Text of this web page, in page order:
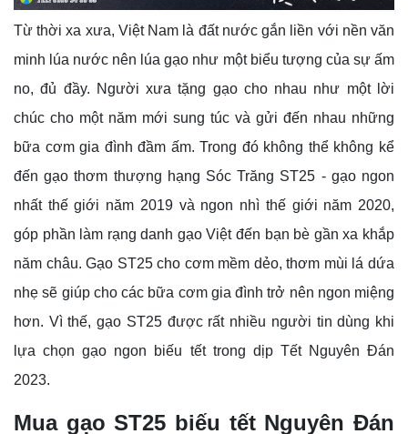
Từ thời xa xưa, Việt Nam là đất nước gắn liền với nền văn
minh lúa nước nên lúa gạo như một biểu tượng của sự ấm
no, đủ đầy. Người xưa tặng gạo cho nhau như một lời
chúc cho một năm mới sung túc và gửi đến nhau những
bữa cơm gia đình đầm ấm. Trong đó không thể không kể
đến gạo thơm thượng hạng Sóc Trăng ST25 - gạo ngon
nhất thế giới năm 2019 và ngon nhì thế giới năm 2020,
góp phần làm rạng danh gạo Việt đến bạn bè gần xa khắp
năm châu. Gạo ST25 cho cơm mềm dẻo, thơm mùi lá dứa
nhẹ sẽ giúp cho các bữa cơm gia đình trở nên ngon miệng
hơn. Vì thế, gạo ST25 được rất nhiều người tin dùng khi
lựa chọn gạo ngon biếu tết trong dịp Tết Nguyên Đán
2023.
Mua gạo ST25 biếu tết Nguyên Đán